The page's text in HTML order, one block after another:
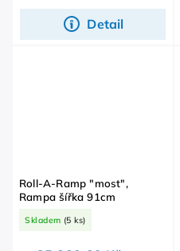
Detail
Roll-A-Ramp "most",
Rampa šířka 91cm
Skladem (5 ks)